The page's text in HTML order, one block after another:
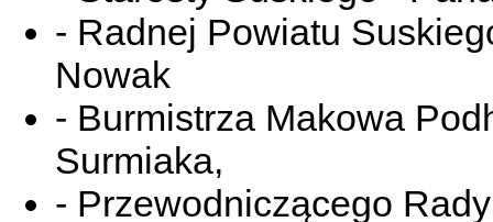
- Radnej Powiatu
Nowak
- Burmistrza Makowa
Surmiaka,
- Przewodniczącego